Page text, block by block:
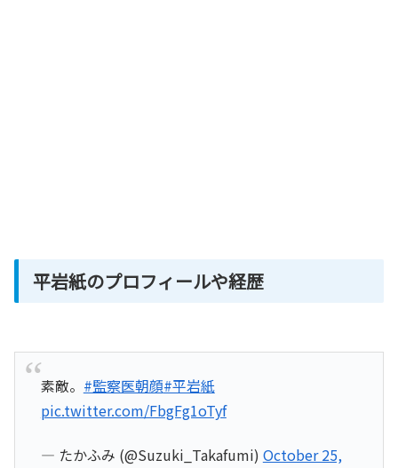
平岩紙のプロフィールや経歴
素敵。 #監察医朝顔#平岩紙
pic.twitter.com/FbgFg1oTyf
— たかふみ (@Suzuki_Takafumi) October 25,